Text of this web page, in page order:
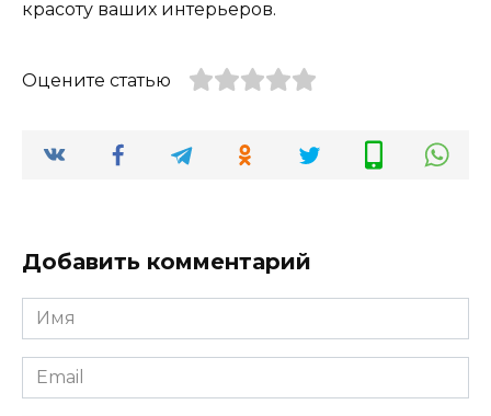
красоту ваших интерьеров.
Оцените статью
Добавить комментарий
Имя
*
Email
*